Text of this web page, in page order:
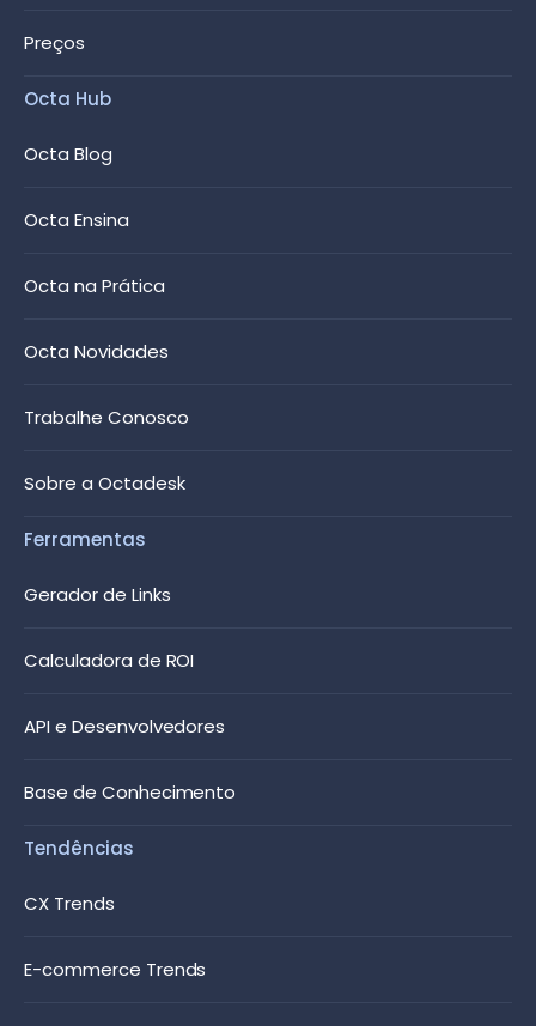
Preços
Octa Hub
Octa Blog
Octa Ensina
Octa na Prática
Octa Novidades
Trabalhe Conosco
Sobre a Octadesk
Ferramentas
Gerador de Links
Calculadora de ROI
API e Desenvolvedores
Base de Conhecimento
Tendências
CX Trends
E-commerce Trends